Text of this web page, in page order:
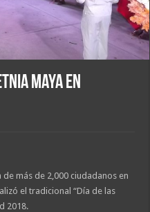
Maya en
más de 2,000 ciudadanos en
el tradicional “Día de las
2018.